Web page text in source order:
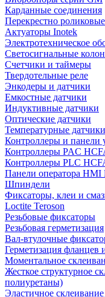
Карданные соединения
Перекрестно
Актуаторы Inotek
Электротехническое
Светосигнальные
Счетчики и таймеры
Твердотельные реле
Энкодеры и датчики
Емкостные датчики
Индуктивные датчики
Оптические датчики
Температурные
Контроллеры и панели
Контроллеры PAC
Контроллеры PLC
Панели оператора HMI
Шпиндели
Фиксаторы, клеи и
Loctite Teroson
Резьбовые фиксаторы
Резьбовая герметизация
Вал-втулочные
Герметизация фланцев
Моментальное
Жесткое структурное
полиуретаны)
Эластичное